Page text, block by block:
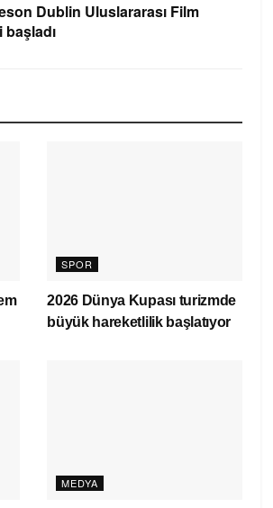
Dublin Uluslararası Film
başladı
SPOR
2026 Dünya Kupası turizmde
büyük hareketlilik başlatıyor
MEDYA